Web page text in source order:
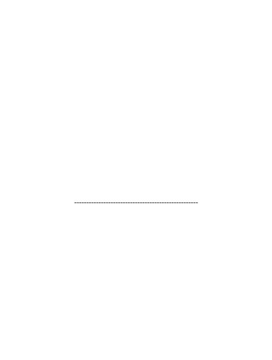
---------------------------------------------------